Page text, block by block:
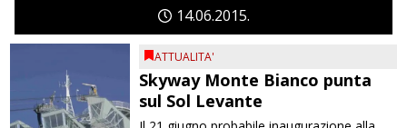
1406 2015
ATTUALITA'
Skyway Monte Bianco punta
sul Sol Levante